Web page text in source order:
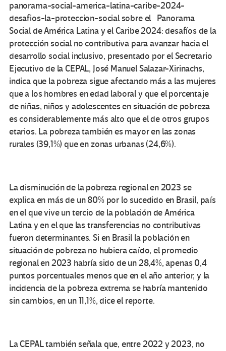
panorama-social-america-latina-caribe-2024-
desafios-la-proteccion-social sobre el Panorama
Social de América Latina y el Caribe 2024: desafíos de la
protección social no contributiva para avanzar hacia el
desarrollo social inclusivo, presentado por el Secretario
Ejecutivo de la CEPAL, José Manuel Salazar-Xirinachs,
indica que la pobreza sigue afectando más a las mujeres
que a los hombres en edad laboral y que el porcentaje
de niñas, niños y adolescentes en situación de pobreza
es considerablemente más alto que el de otros grupos
etarios. La pobreza también es mayor en las zonas
rurales (39,1%) que en zonas urbanas (24,6%).
La disminución de la pobreza regional en 2023 se
explica en más de un 80% por lo sucedido en Brasil, país
en el que vive un tercio de la población de América
Latina y en el que las transferencias no contributivas
fueron determinantes. Si en Brasil la población en
situación de pobreza no hubiera caído, el promedio
regional en 2023 habría sido de un 28,4%, apenas 0,4
puntos porcentuales menos que en el año anterior, y la
incidencia de la pobreza extrema se habría mantenido
sin cambios, en un 11,1%, dice el reporte.
La CEPAL también señala que, entre 2022 y 2023, no